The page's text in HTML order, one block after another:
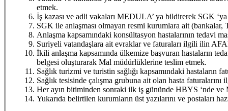
etmek.
İş kazası ve adli vakaları MEDULA’ ya bildirerek SGK
SGK ile anlaşması olmayan resmi kurumlara ait
Anlaşma kapsamındaki konsültasyon hastalarının tedavi
Suriyeli vatandaşlara ait evraklar ve faturaları ilgili ilin
İkili anlaşma kapsamında ülkemize başvuran hastaların
belgesi oluşturarak Mal müdürlüklerine teslim etmek.
Sağlık turizmi ve turistin sağlığı kapsamındaki hastaların
Sağlık tesisinde çalışma grubuna ait olan hasta
Her ayın bitiminden sonraki ilk iş gününde HBYS ‘nde
Yukarıda belirtilen kurumların üst yazılarını ve postaları